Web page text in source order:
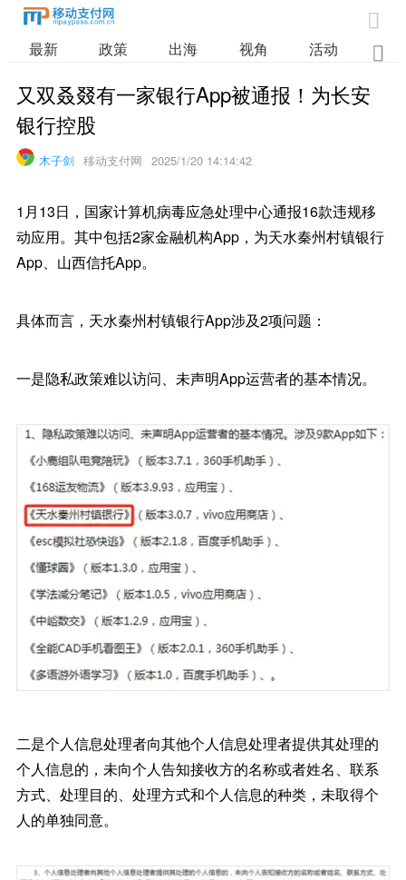

最新 政策 出海 视角 活动 业

又双叒叕有一家银行App被通报！为长安
银行控股
木子剑 移动支付网 2025/1/20 14:14:42
1月13日，国家计算机病毒应急处理中心通报16款违规移
动应用。其中包括2家金融机构App，为天水秦州村镇银行
App、山西信托App。
具体而言，天水秦州村镇银行App涉及2项问题：
一是隐私政策难以访问、未声明App运营者的基本情况。
二是个人信息处理者向其他个人信息处理者提供其处理的
个人信息的，未向个人告知接收方的名称或者姓名、联系
方式、处理目的、处理方式和个人信息的种类，未取得个
人的单独同意。